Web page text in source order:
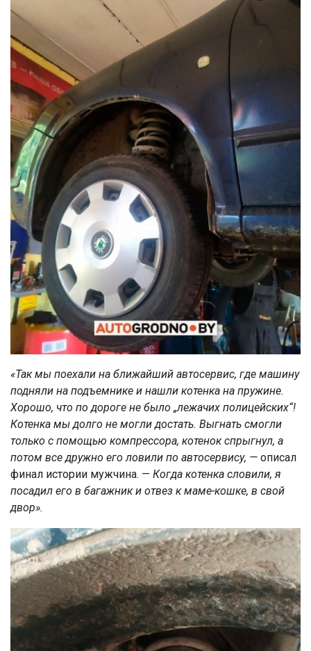
«Так мы поехали на ближайший автосервис, где машину
подняли на подъемнике и нашли котенка на пружине.
Хорошо, что по дороге не было „лежачих полицейских“!
Котенка мы долго не могли достать. Выгнать смогли
только с помощью компрессора, котенок спрыгнул, а
потом все дружно его ловили по автосервису, — описал
финал истории мужчина. — Когда котенка словили, я
посадил его в багажник и отвез к маме-кошке, в свой
двор».